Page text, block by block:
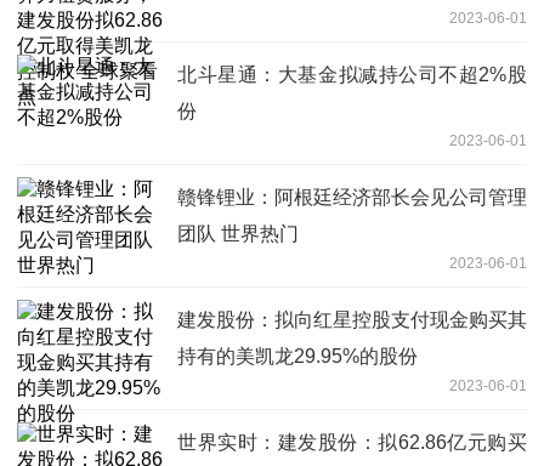
2023-06-01
北斗星通：大基金拟减持公司不超2%股
份
2023-06-01
赣锋锂业：阿根廷经济部长会见公司管理
团队 世界热门
2023-06-01
建发股份：拟向红星控股支付现金购买其
持有的美凯龙29.95%的股份
2023-06-01
世界实时：建发股份：拟62.86亿元购买